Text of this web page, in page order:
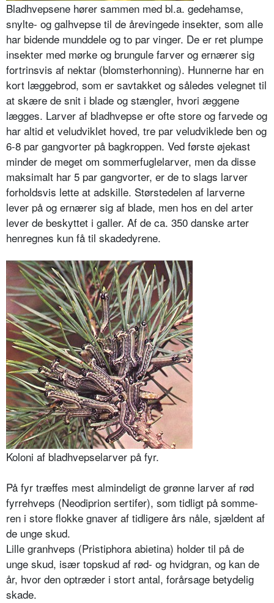
Bladhvepsene hører sammen med bl.a. gedehamse,
snylte- og galhvepse til de årevingede insekter, som alle
har bi­dende munddele og to par vinger. De er ret plumpe
insekter med mørke og brungule farver og ernærer sig
fortrins­vis af nektar (blomsterhonning). Hun­nerne har en
kort læggebrod, som er savtakket og således velegnet til
at skære de snit i blade og stængler, hvori æggene
lægges. Larver af bladhvepse er ofte store og farvede og
har altid et veludviklet hoved, tre par veludvikle­de ben og
6-8 par gangvorter på bagkroppen. Ved første øjekast
minder de meget om sommerfuglelarver, men da disse
maksimalt har 5 par gangvorter, er de to slags larver
forholdsvis lette at adskille. Størstedelen af larverne
lever på og ernærer sig af blade, men hos en del arter
lever de beskyttet i galler. Af de ca. 350 danske arter
henregnes kun få til skadedyrene.
Koloni af bladhvepselarver på fyr.
På fyr træffes mest almindeligt de grønne larver af rød
fyrrehveps (Neo­diprion sertifer), som tidligt på somme­
ren i store flokke gnaver af tidligere års nåle, sjældent af
de unge skud.
Lille granhveps (Pristiphora abietina) holder til på de
unge skud, især top­skud af rød- og hvidgran, og kan de
år, hvor den optræder i stort antal, forår­sage betydelig
skade.